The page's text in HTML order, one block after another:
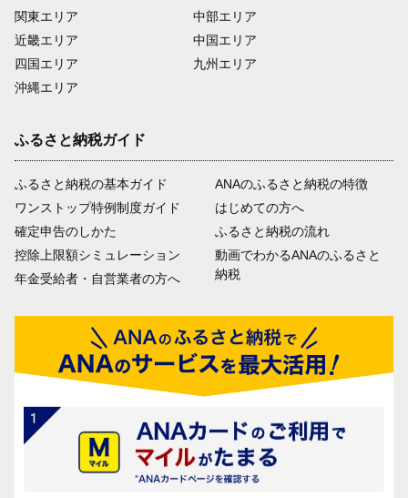
関東エリア
近畿エリア
四国エリア
沖縄エリア
中部エリア
中国エリア
九州エリア
ふるさと納税ガイド
ふるさと納税の基本ガイド
ワンストップ特例制度ガイド
確定申告のしかた
控除上限額シミュレーション
年金受給者・自営業者の方へ
ANAのふるさと納税の特徴
はじめての方へ
ふるさと納税の流れ
動画でわかるANAのふるさと
納税